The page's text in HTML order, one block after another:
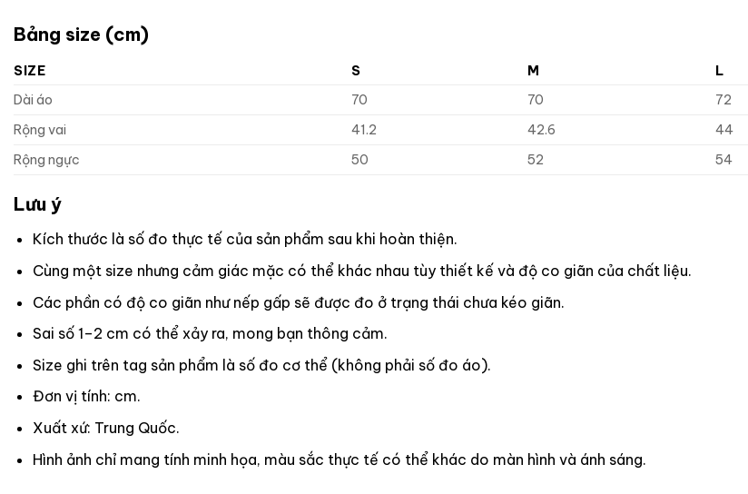
Bảng size (cm)
SIZE S M L
Dài áo
70 70 72
Rộng vai
41.2 42.6 44
Rộng ngực
50 52 54
Lưu ý
Kích thước là số đo thực tế của sản phẩm sau khi hoàn thiện.
Cùng một size nhưng cảm giác mặc có thể khác nhau tùy thiết kế và độ co giãn của chất liệu.
Các phần có độ co giãn như nếp gấp sẽ được đo ở trạng thái chưa kéo giãn.
Sai số 1–2 cm có thể xảy ra, mong bạn thông cảm.
Size ghi trên tag sản phẩm là số đo cơ thể (không phải số đo áo).
Đơn vị tính: cm.
Xuất xứ: Trung Quốc.
Hình ảnh chỉ mang tính minh họa, màu sắc thực tế có thể khác do màn hình và ánh sáng.